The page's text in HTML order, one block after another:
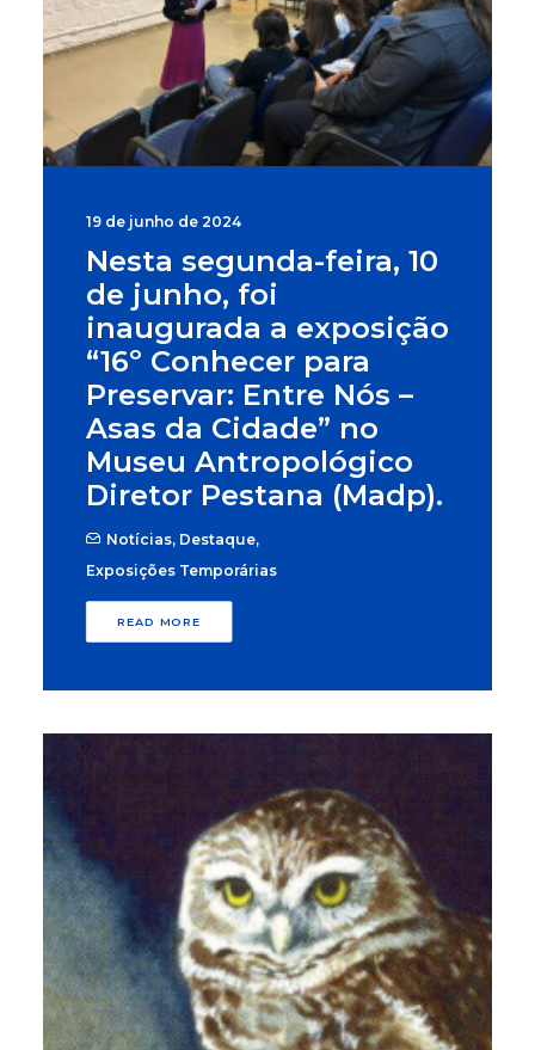
19 de junho de 2024
Nesta segunda-feira, 10
de junho, foi
inaugurada a exposição
“16º Conhecer para
Preservar: Entre Nós –
Asas da Cidade” no
Museu Antropológico
Diretor Pestana (Madp).
Notícias, Destaque,
Exposições Temporárias
READ MORE